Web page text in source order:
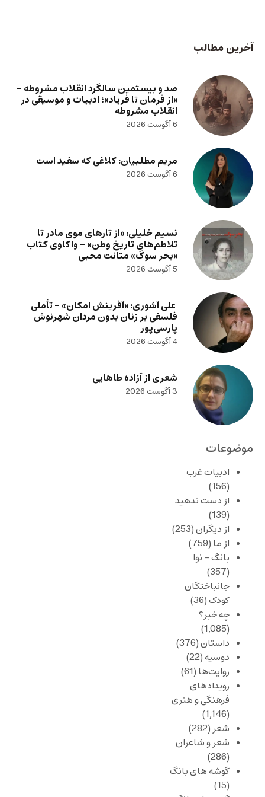
آخرین مطالب
صد و بیستمین سالگرد انقلاب مشروطه –
«از فرمان تا فریاد»؛ ادبیات و موسیقی در
انقلاب مشروطه
6 آگوست 2026
مریم مطلبیان: کلاغی که سفید است
6 آگوست 2026
نسیم خلیلی: «از تارهای موی مادر تا
تلاطم‌های تاریخ وطن» – واکاوی کتاب
«بحر سوگ» متانت محبی
5 آگوست 2026
علی آشوری: «آفرینش امکان» – تأملی
فلسفی بر زنان بدون مردان شهرنوش
پارسی‌پور
4 آگوست 2026
شعری از آزاده طاهایی
3 آگوست 2026
موضوعات
ادبیات غرب
(156)
از دست ندهید
(139)
از دیگران(253)
از ما (759)
بانگ – نوا
(357)
جانباختگان
کودک(36)
چه خبر؟
(1,085)
داستان(376)
دوسیه(22)
روایت‌ها (61)
رویدادهای
فرهنگی و هنری
(1,146)
شعر(282)
شعر و شاعران
(286)
گوشه های بانگ
(15)